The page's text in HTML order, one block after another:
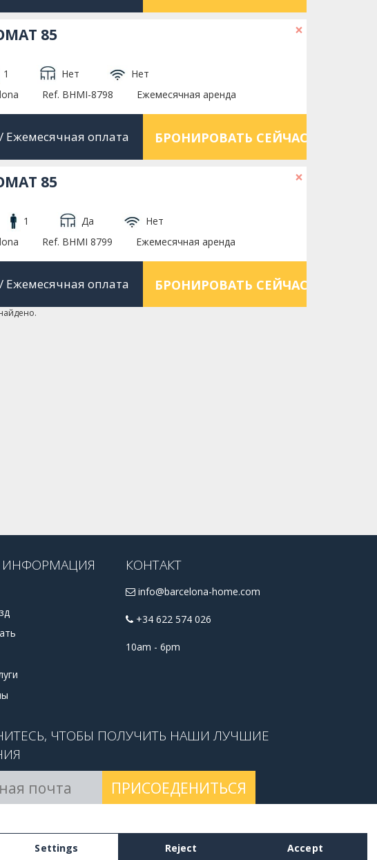
×
85
1 Нет
Нет
Ref. BHMI-8798 Ежемесячная аренда
Ежемесячная оплата БРОНИРОВАТЬ СЕЙЧАС
×
85
1 Да
Нет
Ref. BHMI 8799 Ежемесячная аренда
Ежемесячная оплата БРОНИРОВАТЬ СЕЙЧАС
КОНТАКТ
info@barcelona-home.com
+34 622 574 026
10am - 6pm
ЧТОБЫ ПОЛУЧИТЬ НАШИ ЛУЧШИЕ
ПРИСОЕДЕНИТЬСЯ
Settings Reject Accept